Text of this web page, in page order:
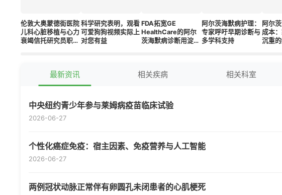
伦敦大奥蒙德街医院
儿科心脏移植与心力
衰竭信托研究员职位
科学研究表明，观看
可爱狗狗视频实际上
对您有益
FDA拓宽GE
HealthCare的阿尔
茨海默病诊断用淀粉
阿尔茨海默病护理：
专家呼吁早期诊断与
多学科支持
阿尔
成本
沉重
最新资讯 相关疾病 相关科室
中央纽约青少年参与莱姆病疫苗临床试验
2026-06-27
个性化癌症免疫：宿主因素、免疫营养与人工智能
2026-06-27
两例冠状动脉正常伴有卵圆孔未闭患者的心肌梗死